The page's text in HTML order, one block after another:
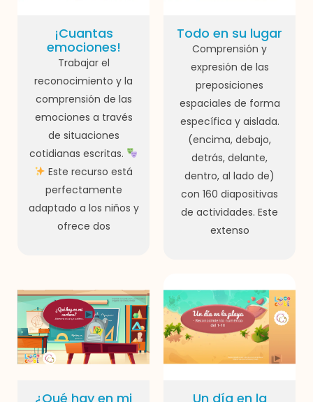
¡Cuantas
emociones!
Trabajar el
reconocimiento y la
comprensión de las
emociones a través
de situaciones
cotidianas escritas.
Este recurso está
perfectamente
adaptado a los niños y
ofrece dos
Todo en su lugar
Comprensión y
expresión de las
preposiciones
espaciales de forma
específica y aislada.
(encima, debajo,
detrás, delante,
dentro, al lado de)
con 160 diapositivas
de actividades. Este
extenso
¿Qué hay en mi
Un día en la